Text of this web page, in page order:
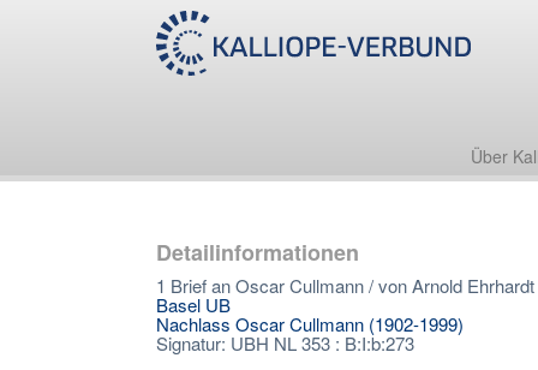
Über
Detailinformationen
1 Brief an Oscar Cullmann / von Arnold Ehrhardt
Basel UB
Nachlass Oscar Cullmann (1902-1999)
Signatur: UBH NL 353 : B:I:b:273